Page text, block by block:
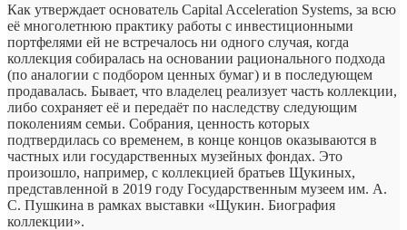
Как утверждает основатель Capital Acceleration Systems, за всю
её многолетнюю практику работы с инвестиционными
портфелями ей не встречалось ни одного случая, когда
коллекция собиралась на основании рационального подхода
(по аналогии с подбором ценных бумаг) и в последующем
продавалась. Бывает, что владелец реализует часть коллекции,
либо сохраняет её и передаёт по наследству следующим
поколениям семьи. Собрания, ценность которых
подтвердилась со временем, в конце концов оказываются в
частных или государственных музейных фондах. Это
произошло, например, с коллекцией братьев Щукиных,
представленной в 2019 году Государственным музеем им. А.
С. Пушкина в рамках выставки «Щукин. Биография
коллекции».